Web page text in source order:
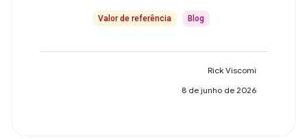
Valor de referência Blog
Rick Viscomi
8 de junho de 2026